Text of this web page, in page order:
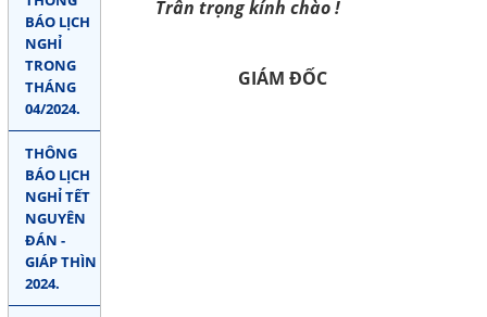
BÁO LỊCH
NGHỈ
TRONG
THÁNG
04/2024.
THÔNG
BÁO LỊCH
NGHỈ TẾT
NGUYÊN
ĐÁN -
GIÁP THÌN
2024.
Trân trọng kính chào !
GIÁM ĐỐC